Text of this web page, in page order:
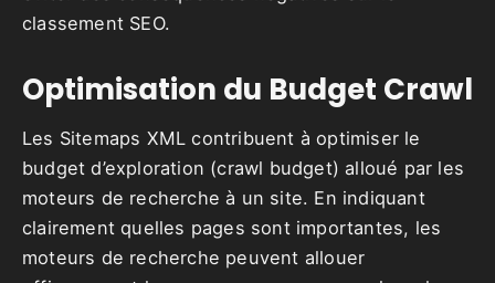
classement SEO.
Optimisation du Budget Crawl
Les Sitemaps XML contribuent à optimiser le
budget d’exploration (crawl budget) alloué par les
moteurs de recherche à un site. En indiquant
clairement quelles pages sont importantes, les
moteurs de recherche peuvent allouer